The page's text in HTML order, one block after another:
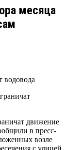
месяца
водовода
движение
в пресс-
возле
с улицей